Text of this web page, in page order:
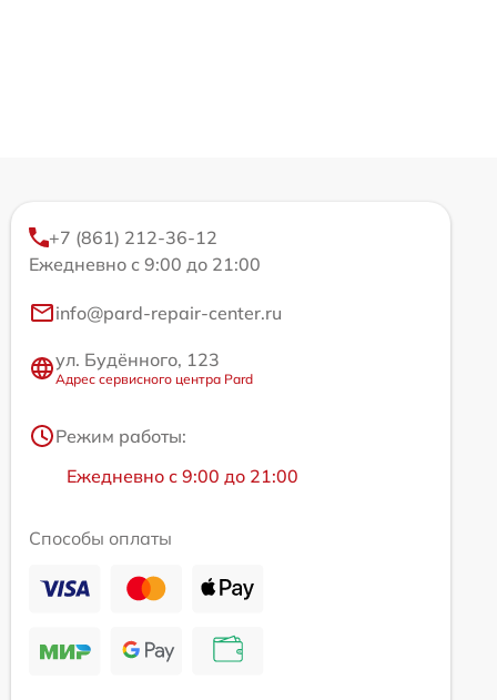
+7 (861) 212-36-12
Ежедневно с 9:00 до 21:00
info@pard-repair-center.ru
ул. Будённого, 123
Адрес сервисного центра Pard
Режим работы:
Ежедневно с 9:00 до 21:00
Способы оплаты